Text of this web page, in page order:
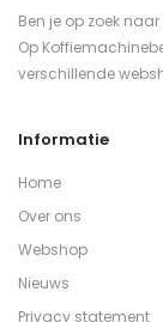
Ben je op zoek
Op
verschillende
Informatie
Home
Over ons
Webshop
Nieuws
Privacy statement